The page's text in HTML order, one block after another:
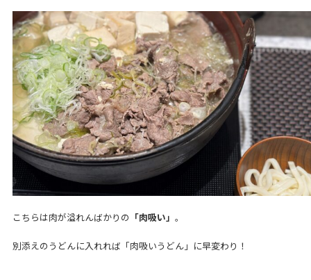
こちらは肉が溢れんばかりの 「肉吸い」 。
別添えのうどんに入れれば「肉吸いうどん」に早変わり！